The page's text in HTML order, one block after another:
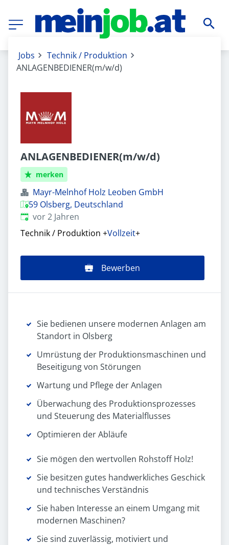
Jobs
Technik / Produktion
ANLAGENBEDIENER(m/w/d)
ANLAGENBEDIENER(m/w/d)
merken
Mayr-Melnhof Holz Leoben GmbH
59 Olsberg, Deutschland
Veröffentlicht:
vor 2 Jahren
Technik / Produktion +Vollzeit+
Bewerben
Sie bedienen unsere modernen Anlagen am
Standort in Olsberg
Umrüstung der Produktionsmaschinen und
Beseitigung von Störungen
Wartung und Pflege der Anlagen
Überwachung des Produktionsprozesses
und Steuerung des Materialflusses
Optimieren der Abläufe
Sie mögen den wertvollen Rohstoff Holz!
Sie besitzen gutes handwerkliches Geschick
und technisches Verständnis
Sie haben Interesse an einem Umgang mit
modernen Maschinen?
Sie sind zuverlässig, motiviert und